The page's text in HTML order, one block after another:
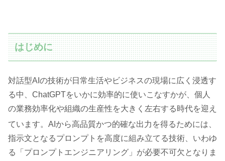
はじめに
対話型AIの技術が日常生活やビジネスの現場に広く浸透す
る中、ChatGPTをいかに効率的に使いこなすかが、個人
の業務効率化や組織の生産性を大きく左右する時代を迎え
ています。AIから高品質かつ的確な出力を得るためには、
指示文となるプロンプトを高度に組み立てる技術、いわゆ
る「プロンプトエンジニアリング」が必要不可欠となりま